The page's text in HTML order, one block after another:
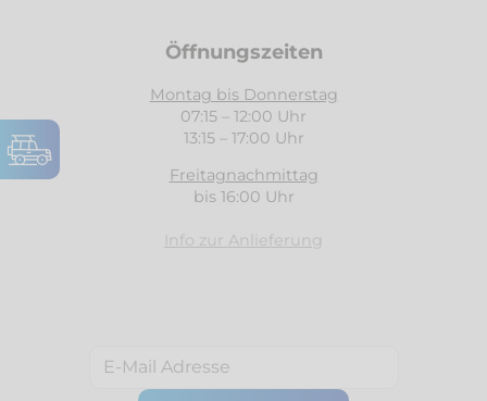
Öffnungszeiten
Montag bis Donnerstag
07:15 – 12:00 Uhr
13:15 – 17:00 Uhr
Freitagnachmittag
bis 16:00 Uhr
Info zur Anlieferung